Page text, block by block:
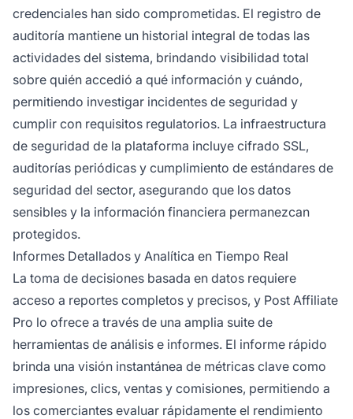
credenciales han sido comprometidas. El registro de
auditoría mantiene un historial integral de todas las
actividades del sistema, brindando visibilidad total
sobre quién accedió a qué información y cuándo,
permitiendo investigar incidentes de seguridad y
cumplir con requisitos regulatorios. La infraestructura
de seguridad de la plataforma incluye cifrado SSL,
auditorías periódicas y cumplimiento de estándares de
seguridad del sector, asegurando que los datos
sensibles y la información financiera permanezcan
protegidos.
Informes Detallados y Analítica en Tiempo Real
La toma de decisiones basada en datos requiere
acceso a reportes completos y precisos, y Post Affiliate
Pro lo ofrece a través de una amplia suite de
herramientas de análisis e informes. El informe rápido
brinda una visión instantánea de métricas clave como
impresiones, clics, ventas y comisiones, permitiendo a
los comerciantes evaluar rápidamente el rendimiento